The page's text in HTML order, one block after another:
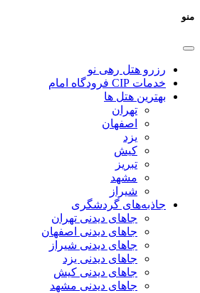
منو
رزرو هتل رهی نو
خدمات CIP فرودگاه امام
بهترین هتل ها
تهران
اصفهان
یزد
کیش
تبریز
مشهد
شیراز
جاذبه‌های گردشگری
جاهای دیدنی تهران
جاهای دیدنی اصفهان
جاهای دیدنی شیراز
جاهای دیدنی یزد
جاهای دیدنی کیش
جاهای دیدنی مشهد